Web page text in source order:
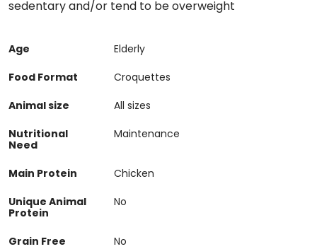
sedentary and/or tend to be overweight
Age
Elderly
Food Format
Croquettes
Animal size
All sizes
Nutritional
Need
Maintenance
Main Protein
Chicken
Unique Animal
Protein
No
Grain Free
No